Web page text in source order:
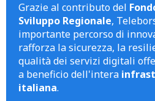
Grazie al contributo del
Sviluppo Regionale,
importante percorso di
rafforza la sicurezza, la
qualità dei servizi digitali
a beneficio dell'intera
italiana.